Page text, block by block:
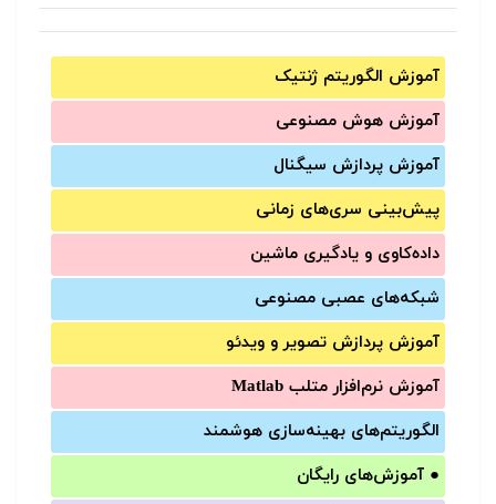
آموزش الگوریتم ژنتیک
آموزش‌ هوش مصنوعی
آموزش‌ پردازش سیگنال
پیش‌‌بینی سری‌‌های زمانی
داده‌کاوی و یادگیری ماشین
شبکه‌های عصبی مصنوعی
آموزش‌ پردازش تصویر و ویدئو
آموزش‌ نرم‌افزار متلب Matlab
الگوریتم‌های بهینه‌سازی هوشمند
● آموزش‌های رایگان